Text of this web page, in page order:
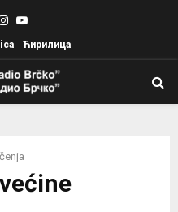
Instagram
Youtube
Ћирилица